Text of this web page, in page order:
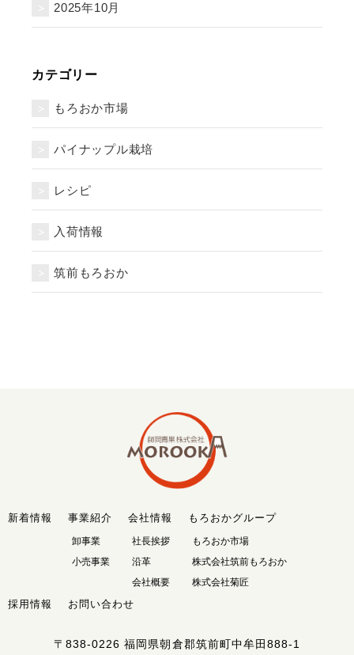
2025年10月
カテゴリー
もろおか市場
パイナップル栽培
レシピ
入荷情報
筑前もろおか
新着情報 事業紹介
卸事業
小売事業
会社情報
社長挨拶
沿革
会社概要
もろおかグループ
もろおか市場
株式会社筑前もろおか
株式会社菊匠
採用情報 お問い合わせ
〒838-0226福岡県朝倉郡筑前町中牟田888-1